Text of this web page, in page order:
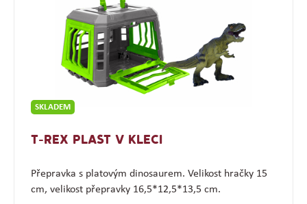
SKLADEM
T-REX PLAST V KLECI
Přepravka s platovým dinosaurem. Velikost hračky 15
cm, velikost přepravky 16,5*12,5*13,5 cm.